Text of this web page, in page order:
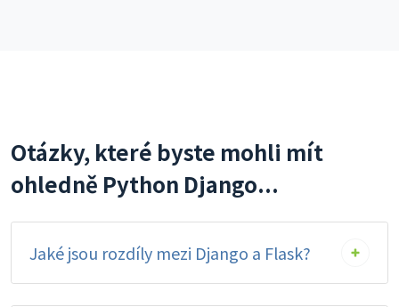
Otázky, které byste mohli mít
ohledně Python Django...
Jaké jsou rozdíly mezi Django a Flask?